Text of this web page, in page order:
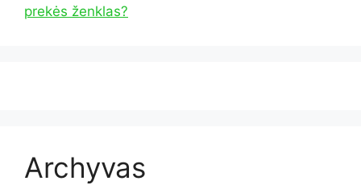
prekės ženklas?
Archyvas